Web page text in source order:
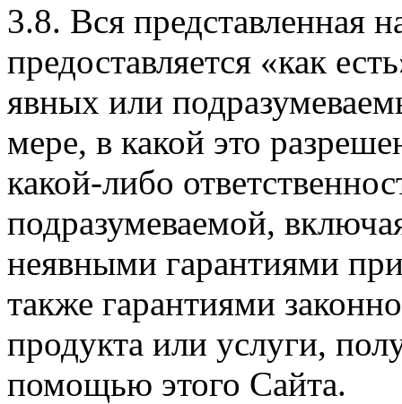
3.8. Вся представленная
предоставляется «как
явных или
мере, в какой это
какой-либо
подразумеваемой,
неявными гарантиями
также гарантиями
продукта или услуги,
помощью этого Сайта.